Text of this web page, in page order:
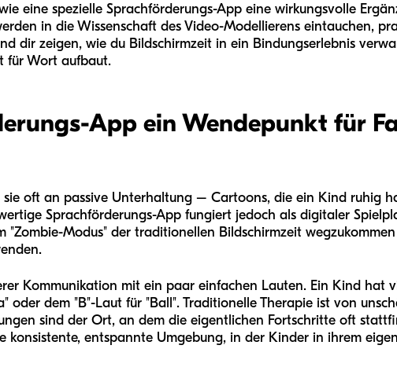
eine spezielle Sprachförderungs-App eine wirkungsvolle
in die Wissenschaft des Video-Modellierens eintauchen,
dir zeigen, wie du Bildschirmzeit in ein Bindungserlebnis
für Wort aufbaut.
App ein Wendepunkt für
oft an passive Unterhaltung – Cartoons, die ein Kind ruhig
Sprachförderungs-App fungiert jedoch als digitaler
"Zombie-Modus" der traditionellen Bildschirmzeit
Kommunikation mit ein paar einfachen Lauten. Ein Kind hat
oder dem "B"-Laut für "Ball". Traditionelle Therapie ist von
sind der Ort, an dem die eigentlichen Fortschritte oft
konsistente, entspannte Umgebung, in der Kinder in ihrem